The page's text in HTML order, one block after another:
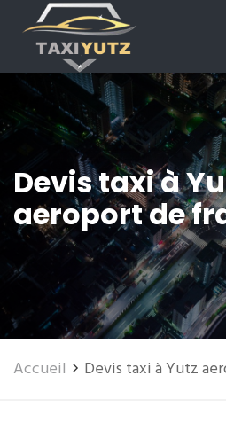
Devis taxi à
aeroport de
Accueil Devis taxi à Yutz